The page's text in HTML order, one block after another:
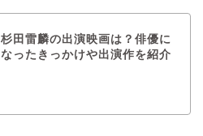
杉田雷麟の出演映画は？俳優に
なったきっかけや出演作を紹介